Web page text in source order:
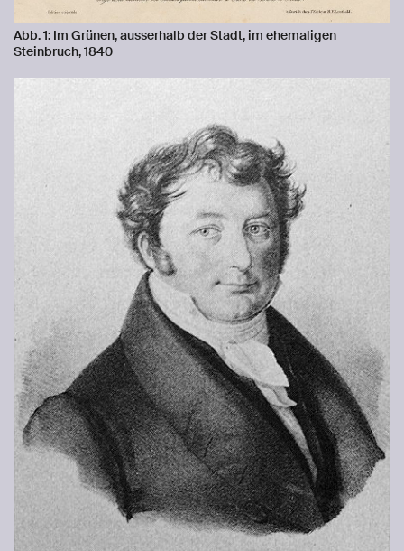
Abb. 1: Im Grünen, ausserhalb der Stadt, im ehemaligen
Steinbruch, 1840